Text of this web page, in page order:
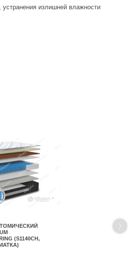
излишней влажности
(S1140CH,